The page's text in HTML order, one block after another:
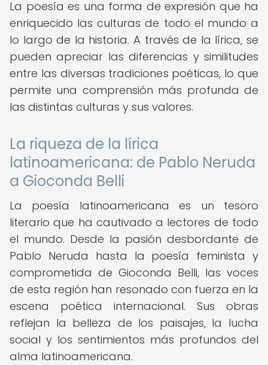
La poesía es una forma de expresión que ha
enriquecido las culturas de todo el mundo a
lo largo de la historia. A través de la lírica, se
pueden apreciar las diferencias y similitudes
entre las diversas tradiciones poéticas, lo que
permite una comprensión más profunda de
las distintas culturas y sus valores.
La riqueza de la lírica
latinoamericana: de Pablo Neruda
a Gioconda Belli
La poesía latinoamericana es un tesoro
literario que ha cautivado a lectores de todo
el mundo. Desde la pasión desbordante de
Pablo Neruda hasta la poesía feminista y
comprometida de Gioconda Belli, las voces
de esta región han resonado con fuerza en la
escena poética internacional. Sus obras
reflejan la belleza de los paisajes, la lucha
social y los sentimientos más profundos del
alma latinoamericana.